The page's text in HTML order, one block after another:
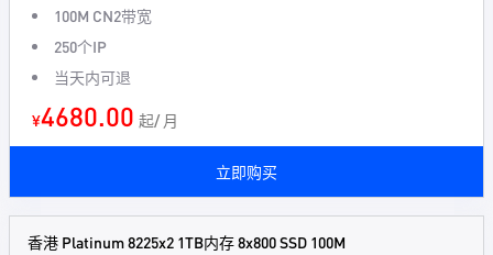
100M CN2带宽
250个IP
当天内可退
¥4680.00 起/ 月
立即购买
香港 Platinum 8225x2 1TB内存 8x800 SSD 100M